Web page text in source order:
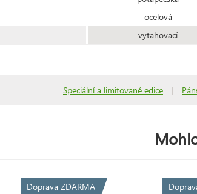
ocelová
vytahovací
Speciální a limitované edice |
Doprava ZDARMA